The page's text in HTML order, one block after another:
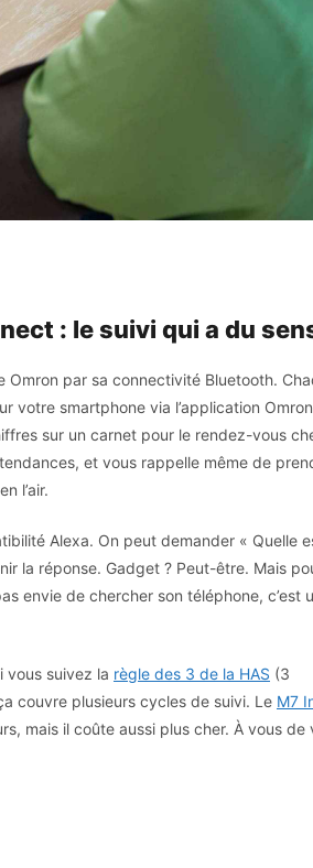
: le suivi qui a du
Omron par sa connectivité Bluetooth.
votre smartphone via l’application Omron
sur un carnet pour le rendez-vous
et vous rappelle même de
l’air.
Alexa. On peut demander « Quelle
la réponse. Gadget ? Peut-être. Mais
envie de chercher son téléphone, c’est
vous suivez la règle des 3 de la HAS (3
couvre plusieurs cycles de suivi. Le M7
mais il coûte aussi plus cher. À vous de